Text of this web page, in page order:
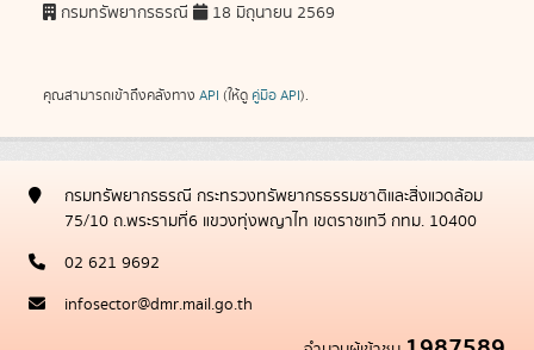
กรมทรัพยากรธรณี 18 มิถุนายน 2569
คุณสามารถเข้าถึงคลังทาง API (ให้ดู คู่มือ API).
กรมทรัพยากรธรณี กระทรวงทรัพยากรธรรมชาติและสิ่งแวดล้อม
75/10 ถ.พระรามที่6 แขวงทุ่งพญาไท เขตราชเทวี กทม. 10400
02 621 9692
infosector@dmr.mail.go.th